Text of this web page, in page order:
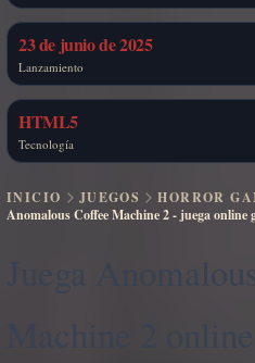
23 de junio de 2025
Lanzamiento
HTML5
Tecnología
INICIO JUEGOS
HORROR
Anomalous Coffee Machine 2 - juega online
Juega